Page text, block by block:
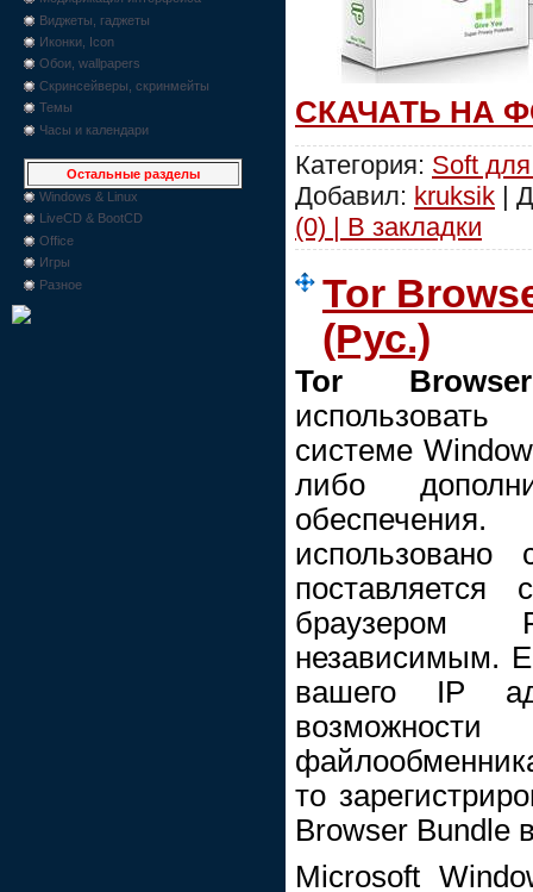
Виджеты, гаджеты
Иконки, Icon
Обои, wallpapers
Скринсейверы, скринмейты
Темы
Часы и календари
Остальные разделы
Windows & Linux
LiveCD & BootCD
Office
Игры
Разное
СКАЧАТЬ НА
Категория: Soft
Добавил: kruksik |
(0) | В закладки
Tor
(Рус.)
Tor
системе
либо
поставляется
браузером
независимым.
вашего IP
то
Browser Bundle
Microsoft